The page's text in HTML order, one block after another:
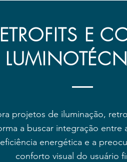
E
projetos de iluminação,
a buscar integração
energética e a
conforto visual do usuário